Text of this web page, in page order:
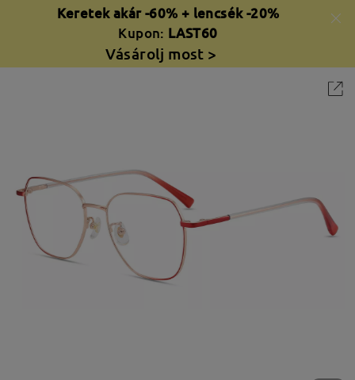
Keretek akár -60% + lencsék -20%
Kupon: LAST60
Vásárolj most >